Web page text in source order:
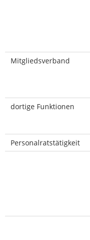
Mitgliedsverband
dortige Funktionen
Personalratstätigkeit